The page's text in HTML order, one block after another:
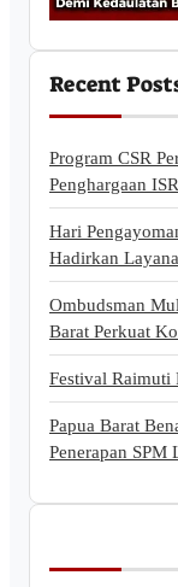
Recent
Program CSR
Penghargaan
Hari
Hadirkan
Ombudsman
Barat Perkuat
Festival Raimuti
Papua Barat
Penerapan SPM